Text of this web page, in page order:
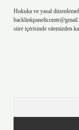
Hukuka ve yasal
süre içerisinde sitemizden